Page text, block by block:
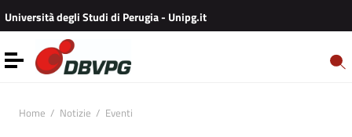
Vai ai contenuti
Vai al menu di navigazione
Vai al footer
Università degli Studi di Perugia - Unipg.it
Toggle navigation
Home / Notizie / Eventi